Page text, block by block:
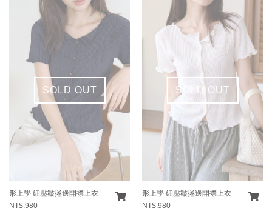
SOLD OUT
形上學 細壓皺捲邊開襟上衣
NT$.980
SOLD OUT
形上學 細壓皺捲邊開襟上衣
NT$.980